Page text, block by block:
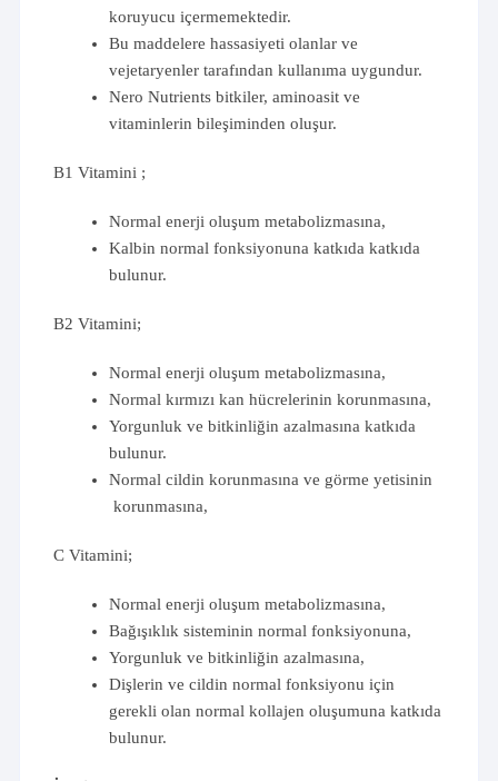
koruyucu içermemektedir.
Bu maddelere hassasiyeti olanlar ve
vejetaryenler tarafından kullanıma uygundur.
Nero Nutrients bitkiler, aminoasit ve
vitaminlerin bileşiminden oluşur.
B1 Vitamini ;
Normal enerji oluşum metabolizmasına,
Kalbin normal fonksiyonuna katkıda katkıda
bulunur.
B2 Vitamini;
Normal enerji oluşum metabolizmasına,
Normal kırmızı kan hücrelerinin korunmasına,
Yorgunluk ve bitkinliğin azalmasına katkıda
bulunur.
Normal cildin korunmasına ve görme yetisinin
korunmasına,
C Vitamini;
Normal enerji oluşum metabolizmasına,
Bağışıklık sisteminin normal fonksiyonuna,
Yorgunluk ve bitkinliğin azalmasına,
Dişlerin ve cildin normal fonksiyonu için
gerekli olan normal kollajen oluşumuna katkıda
bulunur.